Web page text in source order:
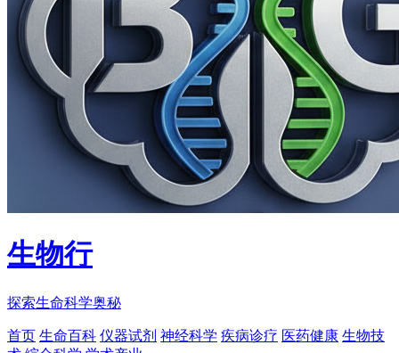
生物行
探索生命科学奥秘
首页 生命百科 仪器试剂 神经科学 疾病诊疗 医药健康 生物技